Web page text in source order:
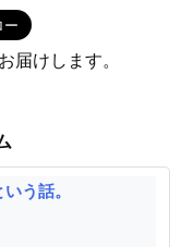
けします。
う話。